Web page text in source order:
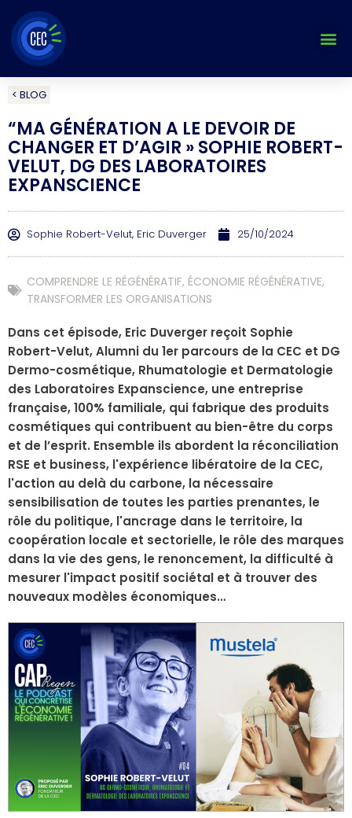
Aller
au
contenu
< BLOG
“MA GÉNÉRATION A LE DEVOIR DE
CHANGER ET D’AGIR » SOPHIE ROBERT-
VELUT, DG DES LABORATOIRES
EXPANSCIENCE
Sophie Robert-Velut, Eric Duverger 25/10/2024
COMPRENDRE LE RÉGÉNÉRATIF, ÉCONOMIE RÉGÉNÉRATIVE,
TRANSFORMER LES ORGANISATIONS
Dans cet épisode, Eric Duverger reçoit Sophie
Robert-Velut, Alumni du 1er parcours de la CEC et DG
Dermo-cosmétique, Rhumatologie et Dermatologie
des Laboratoires Expanscience, une entreprise
française, 100% familiale, qui fabrique des produits
cosmétiques qui contribuent au bien-être du corps
et de l’esprit. Ensemble ils abordent la réconciliation
RSE et business, l'expérience libératoire de la CEC,
l'action au delà du carbone, la nécessaire
sensibilisation de toutes les parties prenantes, le
rôle du politique, l'ancrage dans le territoire, la
coopération locale et sectorielle, le rôle des marques
dans la vie des gens, le renoncement, la difficulté à
mesurer l'impact positif sociétal et à trouver des
nouveaux modèles économiques…